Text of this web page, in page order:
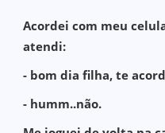
Acordei com meu
atendi:
- bom dia filha, te
- humm..não.